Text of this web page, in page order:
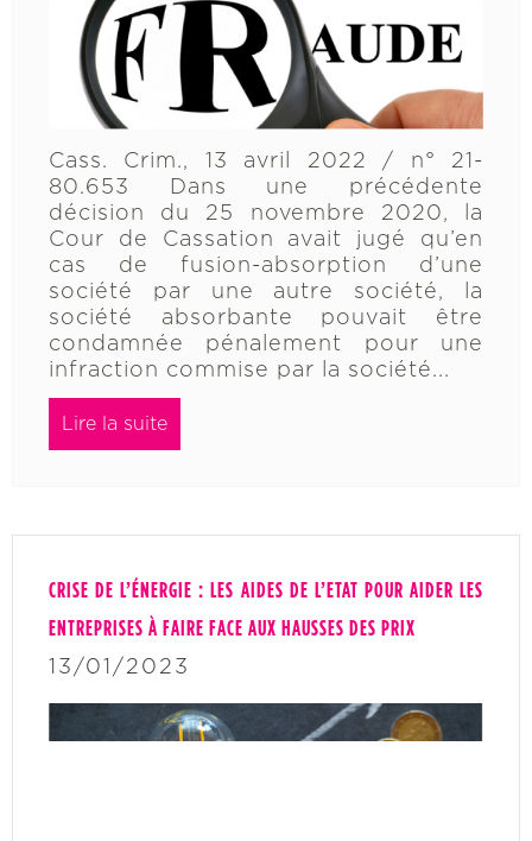
Cass. Crim., 13 avril 2022 / n° 21-
80.653 Dans une précédente
décision du 25 novembre 2020, la
Cour de Cassation avait jugé qu’en
cas de fusion-absorption d’une
société par une autre société, la
société absorbante pouvait être
condamnée pénalement pour une
infraction commise par la société...
Lire la suite
CRISE DE L’ÉNERGIE : LES AIDES DE L’ETAT POUR AIDER LES
ENTREPRISES À FAIRE FACE AUX HAUSSES DES PRIX
13/01/2023